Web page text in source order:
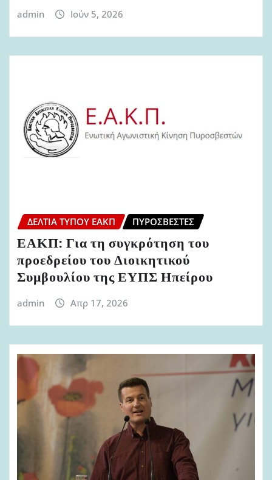
admin Ιούν 5, 2026
ΔΕΛΤΊΑ ΤΎΠΟΥ ΕΑΚΠ ΠΥΡΟΣΒΈΣΤΕΣ
ΕΑΚΠ: Για τη συγκρότηση του
προεδρείου του Διοικητικού
Συμβουλίου της ΕΥΠΣ Ηπείρου
admin Απρ 17, 2026